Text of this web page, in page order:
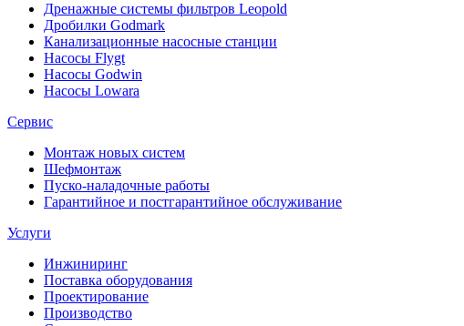
Дренажные системы фильтров Leopold
Дробилки Godmark
Канализационные насосные станции
Насосы Flygt
Насосы Godwin
Насосы Lowara
Сервис
Монтаж новых систем
Шефмонтаж
Пуско-наладочные работы
Гарантийное и постгарантийное обслуживание
Услуги
Инжиниринг
Поставка оборудования
Проектирование
Производство